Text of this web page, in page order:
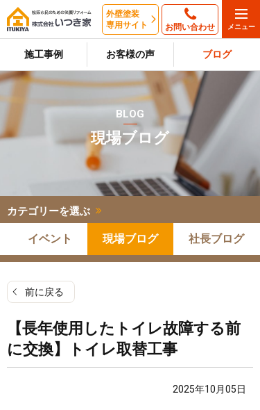
外壁塗装
専用サイト
お問い合わせ
施工事例 お客様の声 ブログ
BLOG
現場ブログ
カテゴリーを選ぶ
イベント 現場ブログ 社長ブログ
前に戻る
【長年使用したトイレ故障する前
に交換】トイレ取替工事
2025年10月05日